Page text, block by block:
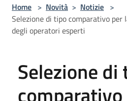
Home > Novità > Notizie >
Selezione di tipo comparativo per
degli operatori esperti
Selezione di